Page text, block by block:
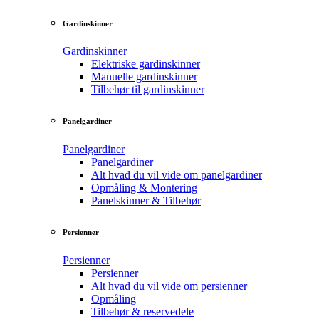
Gardinskinner
Gardinskinner
Elektriske gardinskinner
Manuelle gardinskinner
Tilbehør til gardinskinner
Panelgardiner
Panelgardiner
Panelgardiner
Alt hvad du vil vide om panelgardiner
Opmåling & Montering
Panelskinner & Tilbehør
Persienner
Persienner
Persienner
Alt hvad du vil vide om persienner
Opmåling
Tilbehør & reservedele